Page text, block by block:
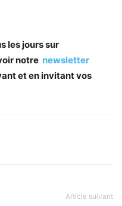
les jours sur
notre newsletter
et en invitant vos
Article suivant